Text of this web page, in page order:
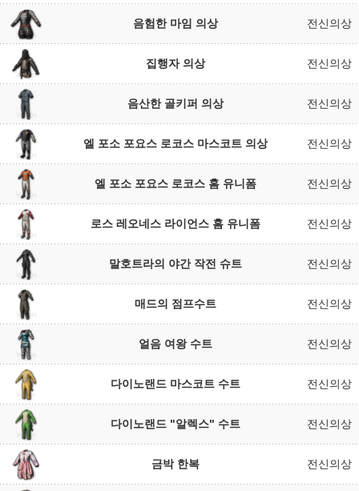
음험한 마임 의상 전신의상
집행자 의상 전신의상
음산한 골키퍼 의상 전신의상
엘 포소 포요스 로코스 마스코트 의상 전신의상
엘 포소 포요스 로코스 홈 유니폼 전신의상
로스 레오네스 라이언스 홈 유니폼 전신의상
말호트라의 야간 작전 슈트 전신의상
매드의 점프수트 전신의상
얼음 여왕 수트 전신의상
다이노랜드 마스코트 수트 전신의상
다이노랜드 "알렉스" 수트 전신의상
금박 한복 전신의상